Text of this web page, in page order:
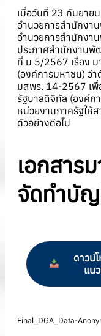
เมื่อวันที่ 23 กันยาย
อำนวยการสำนักงา
อำนวยการสำนักงา
ประกาศสำนักงานพั
ที่ ม 5/2567 เรื่อง
(องค์การมหาชน) ว่
มสพร. 14-2567 เ
รัฐบาลดิจิทัล (องค์ก
หน่วยงานภาครัฐให้
ตัวอย่างต่อไป
เอกสาร
จัดทำบั
ดาวน์
แน
Final_DGA_Data-